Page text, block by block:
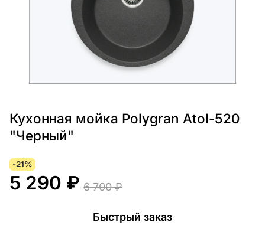
Кухонная мойка Polygran Atol-520
"Черный"
-21%
5 290 ₽ 6 700 ₽
Быстрый заказ